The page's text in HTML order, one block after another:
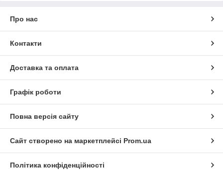
Про нас
Контакти
Доставка та оплата
Графік роботи
Повна версія сайту
Сайт створено на маркетплейсі Prom.ua
Політика конфіденційності